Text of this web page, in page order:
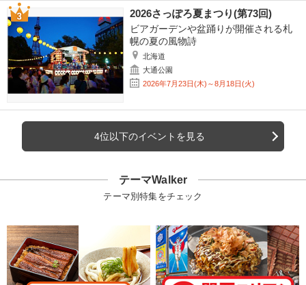
2026さっぽろ夏まつり(第73回)
ビアガーデンや盆踊りが開催される札
幌の夏の風物詩
北海道
大通公園
2026年7月23日(木)～8月18日(火)
4位以下のイベントを見る
テーマWalker
テーマ別特集をチェック